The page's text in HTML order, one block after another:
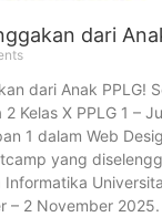
dari
dari Anak PPLG!
2 Kelas X PPLG 1 –
1 dalam Web
yang
Informatika
– 2 November